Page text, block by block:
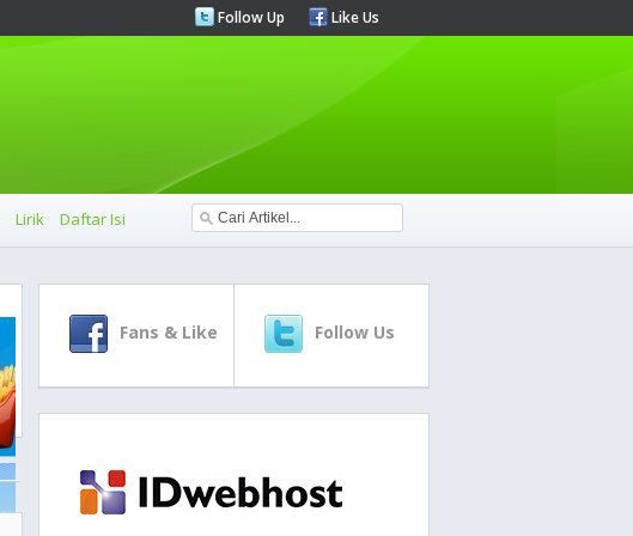
Follow Up Like Us
Lirik Daftar Isi
Fans & Like Follow Us